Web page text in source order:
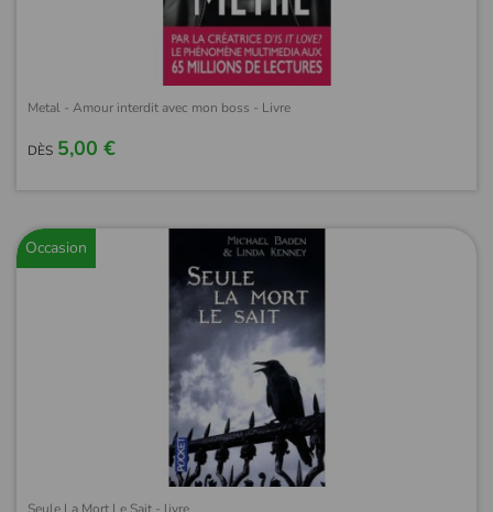
Metal - Amour interdit avec mon boss - Livre
DÈS 5,00 €
Occasion
Seule La Mort Le Sait - livre